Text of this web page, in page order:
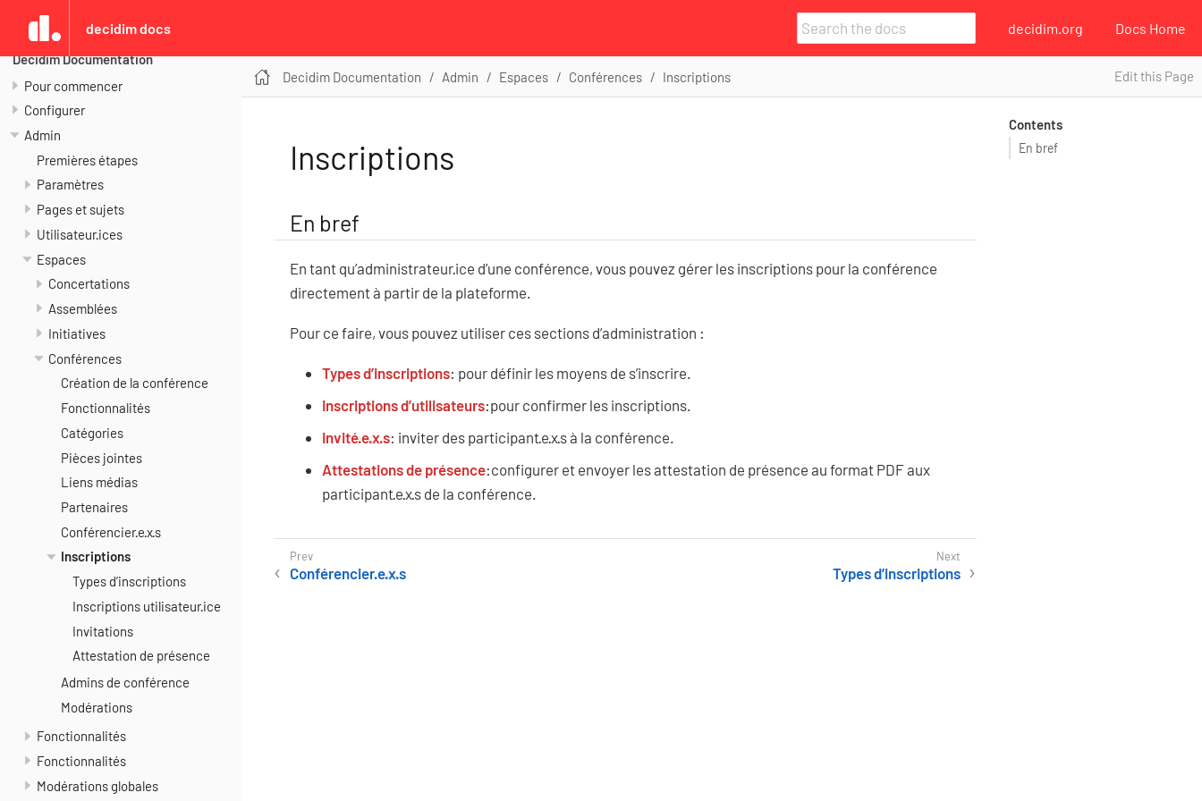
decidim docs decidim.org Docs Home
Decidim Documentation
Pour commencer
Configurer
Admin
Premières étapes
Paramètres
Pages et sujets
Utilisateur·ices
Espaces
Concertations
Assemblées
Initiatives
Conférences
Création de la conférence
Fonctionnalités
Catégories
Pièces jointes
Liens médias
Partenaires
Conférencier·e·x·s
Inscriptions
Types d’inscriptions
Inscriptions utilisateur·ice
Invitations
Attestation de présence
Admins de conférence
Modérations
Fonctionnalités
Fonctionnalités
Modérations globales
Decidim Documentation Admin Espaces Conférences Inscriptions Edit this Page
Contents
En bref
Inscriptions
En bref
En tant qu’administrateur·ice d’une conférence, vous pouvez gérer les inscriptions pour la conférence
directement à partir de la plateforme.
Pour ce faire, vous pouvez utiliser ces sections d’administration :
Types d’inscriptions: pour définir les moyens de s’inscrire.
Inscriptions d’utilisateurs:pour confirmer les inscriptions.
Invité·e·x·s: inviter des participant·e·x·s à la conférence.
Attestations de présence:configurer et envoyer les attestation de présence au format PDF aux
participant·e·x·s de la conférence.
Conférencier·e·x·s Types d’inscriptions